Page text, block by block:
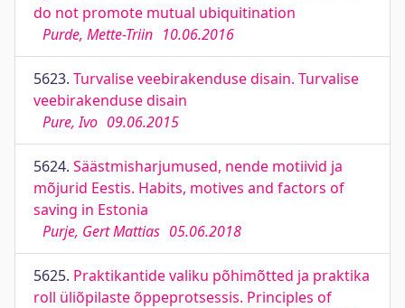
do not promote mutual ubiquitination
Purde, Mette-Triin 10.06.2016
5623. Turvalise veebirakenduse disain. Turvalise
veebirakenduse disain
Pure, Ivo 09.06.2015
5624. Säästmisharjumused, nende motiivid ja
mõjurid Eestis. Habits, motives and factors of
saving in Estonia
Purje, Gert Mattias 05.06.2018
5625. Praktikantide valiku põhimõtted ja praktika
roll üliõpilaste õppeprotsessis. Principles of